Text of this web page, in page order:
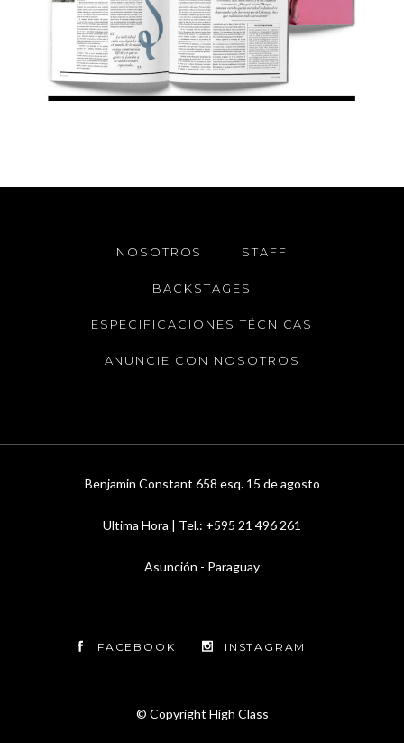
NOSOTROS STAFF
BACKSTAGES
ESPECIFICACIONES TÉCNICAS
ANUNCIE CON NOSOTROS
Benjamin Constant 658 esq. 15 de agosto
Ultima Hora | Tel.: +595 21 496 261
Asunción - Paraguay
FACEBOOK INSTAGRAM
© Copyright High Class